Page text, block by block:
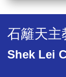
石籬天主
Shek Lei